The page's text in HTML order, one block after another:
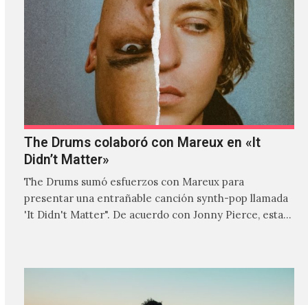
The Drums colaboró con Mareux en «It
Didn’t Matter»
The Drums sumó esfuerzos con Mareux para
presentar una entrañable canción synth-pop llamada
'It Didn't Matter". De acuerdo con Jonny Pierce, esta